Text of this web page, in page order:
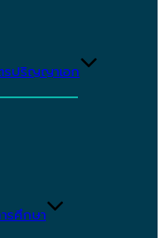
รปริญญาเอก
รศึกษา